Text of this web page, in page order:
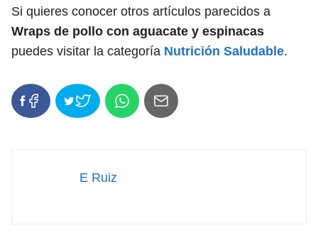
Si quieres conocer otros artículos parecidos a
Wraps de pollo con aguacate y espinacas
puedes visitar la categoría Nutrición Saludable.
E Ruiz